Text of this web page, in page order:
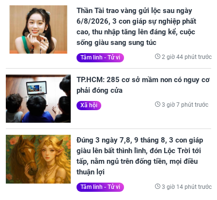
Thần Tài trao vàng gửi lộc sau ngày
6/8/2026, 3 con giáp sự nghiệp phất
cao, thu nhập tăng lên đáng kể, cuộc
sống giàu sang sung túc
Tâm linh - Tử vi 2 giờ 44 phút trước
TP.HCM: 285 cơ sở mầm non có nguy cơ
phải đóng cửa
Xã hội 3 giờ 7 phút trước
Đúng 3 ngày 7,8, 9 tháng 8, 3 con giáp
giàu lên bất thình lình, đón Lộc Trời tới
tấp, nằm ngủ trên đống tiền, mọi điều
thuận lợi
Tâm linh - Tử vi 3 giờ 14 phút trước